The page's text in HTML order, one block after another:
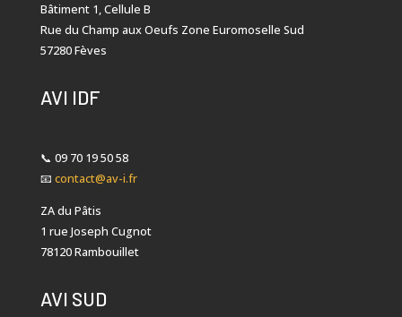
Bâtiment 1, Cellule B
Rue du Champ aux Oeufs Zone Euromoselle Sud
57280 Fèves
AVI IDF
📞 09 70 19 50 58
📧 contact@av-i.fr
ZA du Pâtis
1 rue Joseph Cugnot
78120 Rambouillet
AVI SUD